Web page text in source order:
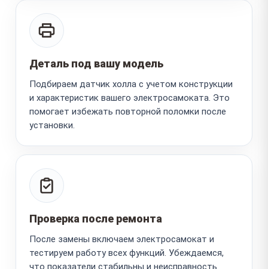
Деталь под вашу модель
Подбираем датчик холла с учетом конструкции
и характеристик вашего электросамоката. Это
помогает избежать повторной поломки после
установки.
Проверка после ремонта
После замены включаем электросамокат и
тестируем работу всех функций. Убеждаемся,
что показатели стабильны и неисправность